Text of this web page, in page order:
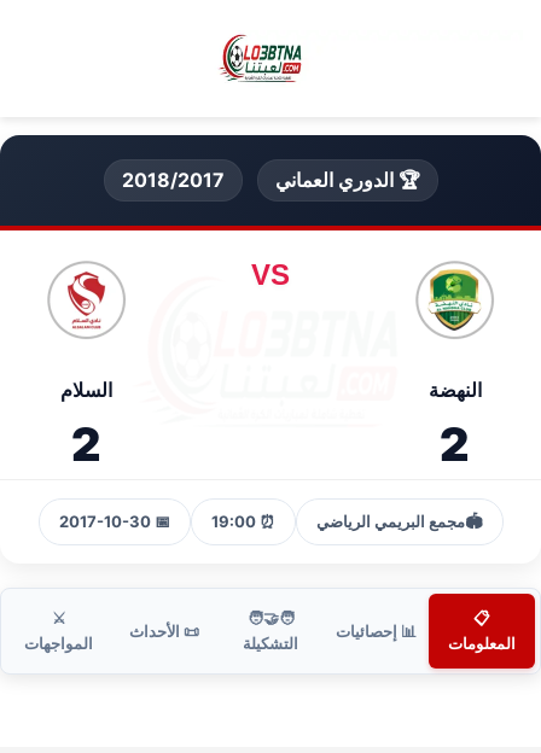
🏆 الدوري العماني 2018/2017
النهضة
2
VS
السلام
2
🏟️مجمع البريمي الرياضي ⏰ 19:00
📅 2017-10-30
📋
المعلومات
📊 إحصائيات
🧑‍🤝‍🧑
التشكيلة
📜 الأحداث
⚔️
المواجهات